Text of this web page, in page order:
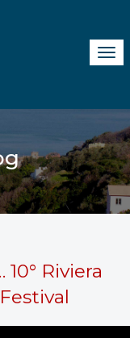
Riviera